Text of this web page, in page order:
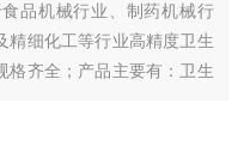
品机械行业、制药机械行
精细化工等行业高精度卫生
格齐全；产品主要有：卫生
空三通，真空大小头，ISO